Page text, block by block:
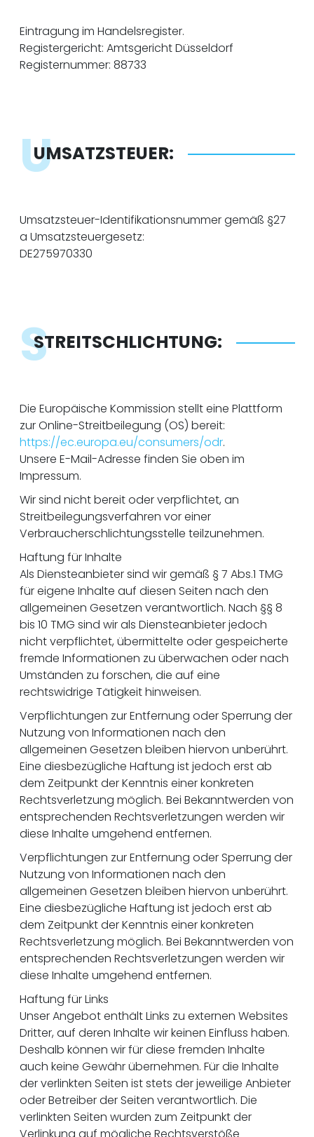
Eintragung im Handelsregister.
Registergericht: Amtsgericht Düsseldorf
Registernummer: 88733
U
UMSATZSTEUER:
Umsatzsteuer-Identifikationsnummer gemäß §27
a Umsatzsteuergesetz:
DE275970330
S
STREITSCHLICHTUNG:
Die Europäische Kommission stellt eine Plattform
zur Online-Streitbeilegung (OS) bereit:
https://ec.europa.eu/consumers/odr.
Unsere E-Mail-Adresse finden Sie oben im
Impressum.
Wir sind nicht bereit oder verpflichtet, an
Streitbeilegungsverfahren vor einer
Verbraucherschlichtungsstelle teilzunehmen.
Haftung für Inhalte
Als Diensteanbieter sind wir gemäß § 7 Abs.1 TMG
für eigene Inhalte auf diesen Seiten nach den
allgemeinen Gesetzen verantwortlich. Nach §§ 8
bis 10 TMG sind wir als Diensteanbieter jedoch
nicht verpflichtet, übermittelte oder gespeicherte
fremde Informationen zu überwachen oder nach
Umständen zu forschen, die auf eine
rechtswidrige Tätigkeit hinweisen.
Verpflichtungen zur Entfernung oder Sperrung der
Nutzung von Informationen nach den
allgemeinen Gesetzen bleiben hiervon unberührt.
Eine diesbezügliche Haftung ist jedoch erst ab
dem Zeitpunkt der Kenntnis einer konkreten
Rechtsverletzung möglich. Bei Bekanntwerden von
entsprechenden Rechtsverletzungen werden wir
diese Inhalte umgehend entfernen.
Verpflichtungen zur Entfernung oder Sperrung der
Nutzung von Informationen nach den
allgemeinen Gesetzen bleiben hiervon unberührt.
Eine diesbezügliche Haftung ist jedoch erst ab
dem Zeitpunkt der Kenntnis einer konkreten
Rechtsverletzung möglich. Bei Bekanntwerden von
entsprechenden Rechtsverletzungen werden wir
diese Inhalte umgehend entfernen.
Haftung für Links
Unser Angebot enthält Links zu externen Websites
Dritter, auf deren Inhalte wir keinen Einfluss haben.
Deshalb können wir für diese fremden Inhalte
auch keine Gewähr übernehmen. Für die Inhalte
der verlinkten Seiten ist stets der jeweilige Anbieter
oder Betreiber der Seiten verantwortlich. Die
verlinkten Seiten wurden zum Zeitpunkt der